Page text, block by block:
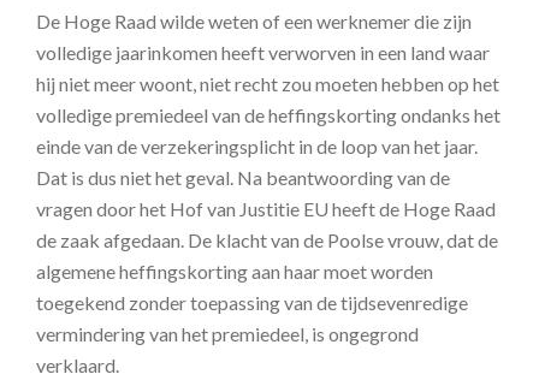
De Hoge Raad wilde weten of een werknemer die zijn
volledige jaarinkomen heeft verworven in een land waar
hij niet meer woont, niet recht zou moeten hebben op het
volledige premiedeel van de heffingskorting ondanks het
einde van de verzekeringsplicht in de loop van het jaar.
Dat is dus niet het geval. Na beantwoording van de
vragen door het Hof van Justitie EU heeft de Hoge Raad
de zaak afgedaan. De klacht van de Poolse vrouw, dat de
algemene heffingskorting aan haar moet worden
toegekend zonder toepassing van de tijdsevenredige
vermindering van het premiedeel, is ongegrond
verklaard.